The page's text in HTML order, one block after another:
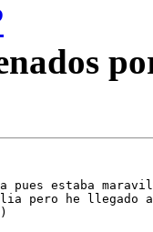
estaba
pero he llegado a